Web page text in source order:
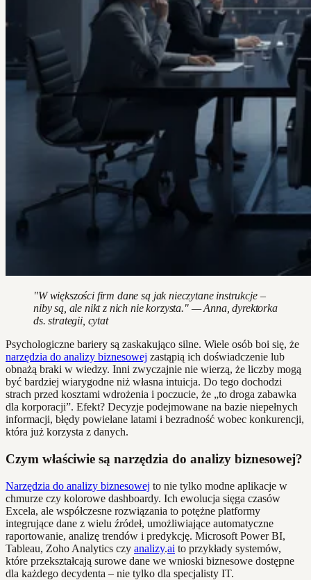
"W większości firm dane są jak nieczytane instrukcje –
niby są, ale nikt z nich nie korzysta." — Anna, dyrektorka
ds. strategii, cytat
Psychologiczne bariery są zaskakująco silne. Wiele osób boi się, że
narzędzia do analizy biznesowej zastąpią ich doświadczenie lub
obnażą braki w wiedzy. Inni zwyczajnie nie wierzą, że liczby mogą
być bardziej wiarygodne niż własna intuicja. Do tego dochodzi
strach przed kosztami wdrożenia i poczucie, że „to droga zabawka
dla korporacji”. Efekt? Decyzje podejmowane na bazie niepełnych
informacji, błędy powielane latami i bezradność wobec konkurencji,
która już korzysta z danych.
Czym właściwie są narzędzia do analizy biznesowej?
Narzędzia do analizy biznesowej to nie tylko modne aplikacje w
chmurze czy kolorowe dashboardy. Ich ewolucja sięga czasów
Excela, ale współczesne rozwiązania to potężne platformy
integrujące dane z wielu źródeł, umożliwiające automatyczne
raportowanie, analizę trendów i predykcję. Microsoft Power BI,
Tableau, Zoho Analytics czy analizy.ai to przykłady systemów,
które przekształcają surowe dane we wnioski biznesowe dostępne
dla każdego decydenta – nie tylko dla specjalisty IT.